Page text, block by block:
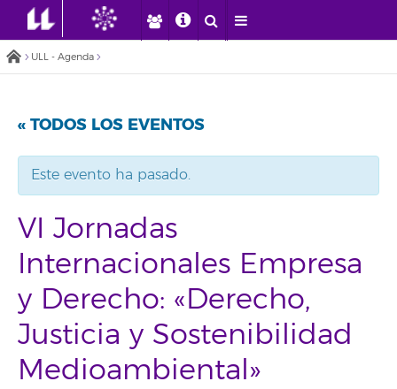
ULL - Agenda
« TODOS LOS EVENTOS
Este evento ha pasado.
VI Jornadas
Internacionales Empresa
y Derecho: «Derecho,
Justicia y Sostenibilidad
Medioambiental»